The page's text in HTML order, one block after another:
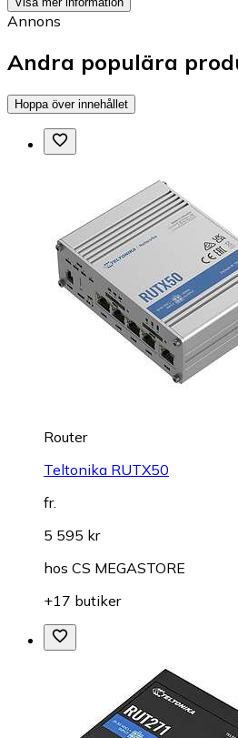
Annons
Andra populära
Hoppa över innehållet
Router
Teltonika RUTX50
fr.
5 595 kr
hos CS MEGASTORE
+17 butiker